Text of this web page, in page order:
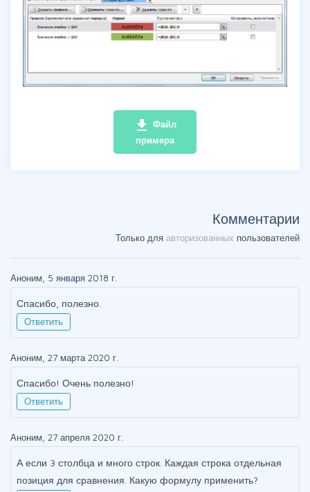
file_download Файл
примера
Комментарии
Только для авторизованных пользователей
Аноним, 5 января 2018 г.
Спасибо, полезно.
Ответить
Аноним, 27 марта 2020 г.
Спасибо! Очень полезно!
Ответить
Аноним, 27 апреля 2020 г.
А если 3 столбца и много строк. Каждая строка отдельная
позиция для сравнения. Какую формулу применить?